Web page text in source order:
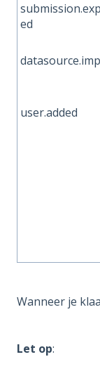
ed
user.added
Wanneer je
Let op: